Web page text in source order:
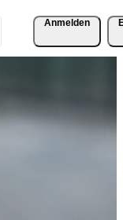
Anmelden